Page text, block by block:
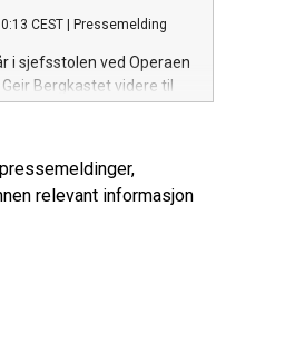
CEST Pressemelding
i sjefsstolen ved Operaen
Bergkastet videre til
iverksetter umiddelbart
finne hans etterfølger.
relevant informasjon